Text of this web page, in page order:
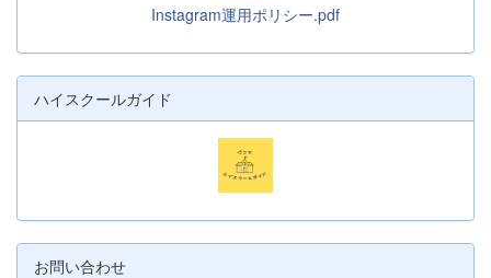
Instagram運用ポリシー.pdf
ハイスクールガイド
お問い合わせ